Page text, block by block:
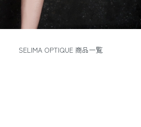
SELIMA OPTIQUE 商品一覧